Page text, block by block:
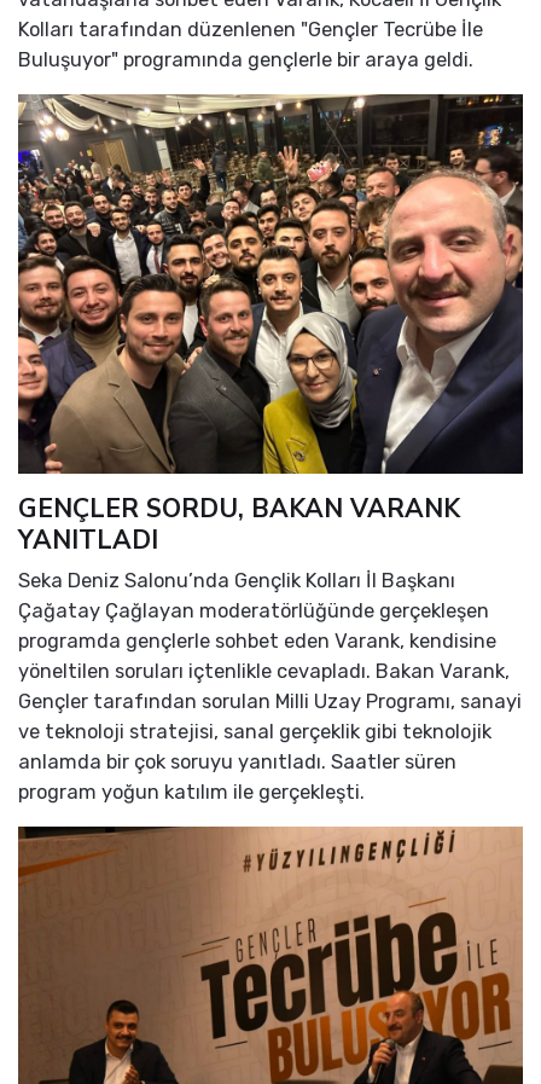
Kolları tarafından düzenlenen "Gençler Tecrübe İle
Buluşuyor" programında gençlerle bir araya geldi.
GENÇLER SORDU, BAKAN VARANK
YANITLADI
Seka Deniz Salonu’nda Gençlik Kolları İl Başkanı
Çağatay Çağlayan moderatörlüğünde gerçekleşen
programda gençlerle sohbet eden Varank, kendisine
yöneltilen soruları içtenlikle cevapladı. Bakan Varank,
Gençler tarafından sorulan Milli Uzay Programı, sanayi
ve teknoloji stratejisi, sanal gerçeklik gibi teknolojik
anlamda bir çok soruyu yanıtladı. Saatler süren
program yoğun katılım ile gerçekleşti.